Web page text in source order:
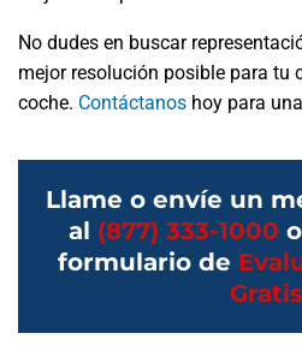
No dudes en buscar
mejor resolución posible para tu
coche. Contáctanos hoy para
Llame o envíe un
al (877) 333-1000
formulario de